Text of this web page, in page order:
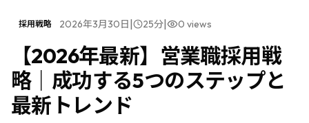
採用戦略 2026年3月30日 25分 0 views
【2026年最新】営業職採用戦
略｜成功する5つのステップと
最新トレンド